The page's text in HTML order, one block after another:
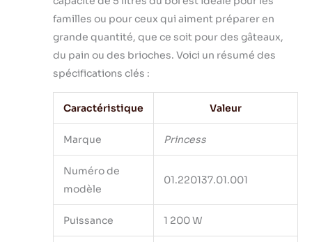
familles ou pour ceux qui aiment préparer en
grande quantité, que ce soit pour des gâteaux,
du pain ou des brioches. Voici un résumé des
spécifications clés :
Caractéristique Valeur
Marque Princess
Numéro de
modèle
01.220137.01.001
Puissance 1 200 W